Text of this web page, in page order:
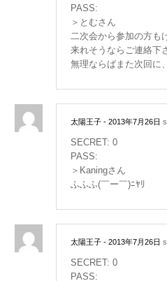
PASS:
＞とむさん
二次会から参加の方も
来れそうならご連絡下
無理ならばまた次回に
太陽王子 - 2013年7月26日
SECRET: 0
PASS:
＞Kaningさん
ふふふ(￣ー￣)ﾆﾔﾘ
太陽王子 - 2013年7月26日
SECRET: 0
PASS: